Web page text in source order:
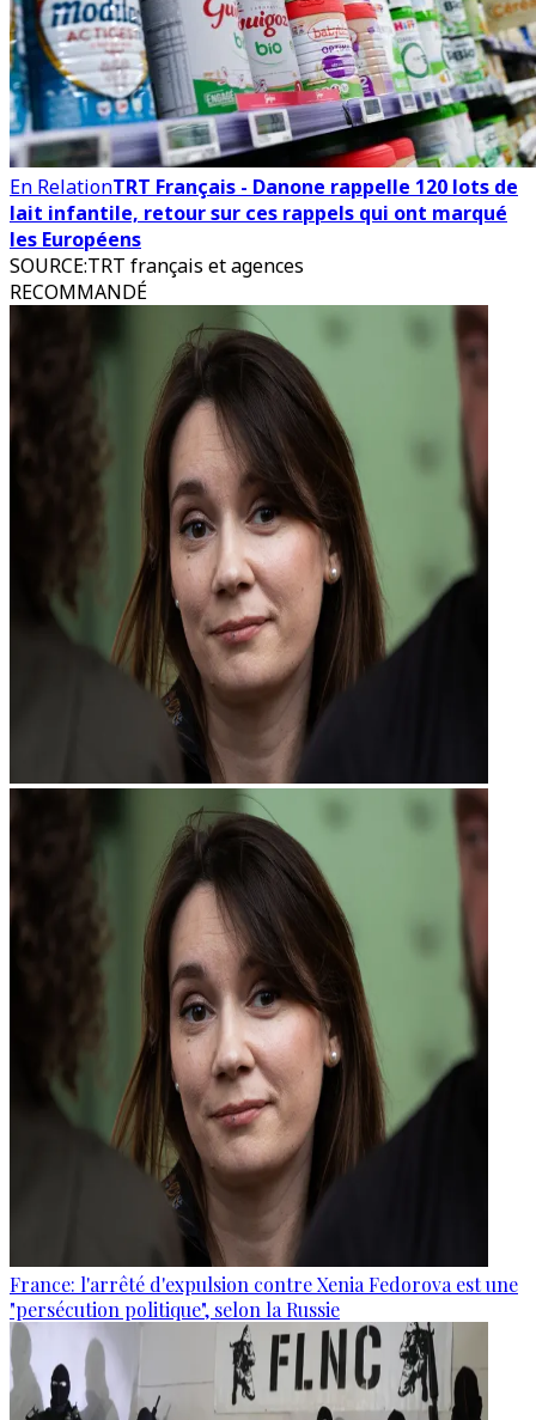
En RelationTRT Français - Danone rappelle 120 lots de
lait infantile, retour sur ces rappels qui ont marqué
les Européens
SOURCE:TRT français et agences
RECOMMANDÉ
France: l'arrêté d'expulsion contre Xenia Fedorova est une
"persécution politique", selon la Russie